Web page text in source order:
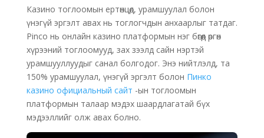
Казино тоглоомын ертөнцөд, урамшуулал болон
үнэгүй эргэлт авах нь тоглогчдын анхаарлыг татдаг.
Pinco нь онлайн казино платформын нэг бөгөөд өргөн
хүрээний тоглоомууд, зах зээлд сайн нэртэй
урамшууллуудыг санал болгодог. Энэ нийтлэлд, та
150% урамшуулал, үнэгүй эргэлт болон Пинко
казино официальный сайт -ын тоглоомын
платформын талаар мэдэх шаардлагатай бүх
мэдээллийг олж авах болно.